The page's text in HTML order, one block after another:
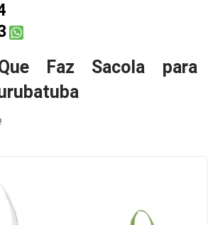
Faz Sacola para